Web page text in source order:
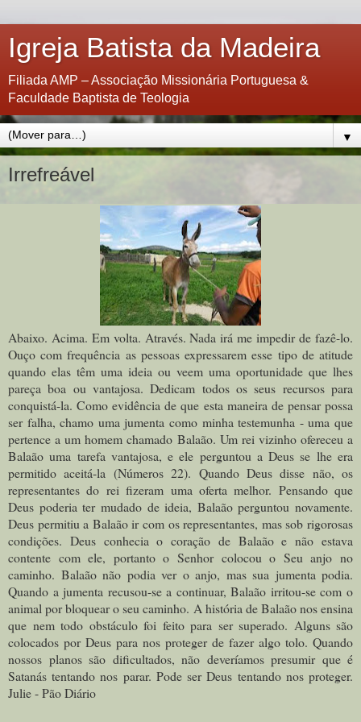
Igreja Batista da Madeira
Filiada AMP – Associação Missionária Portuguesa &
Faculdade Baptista de Teologia
▼
Irrefreável
Abaixo. Acima. Em volta. Através. Nada irá me impedir de fazê-lo.
Ouço com frequência as pessoas expressarem esse tipo de atitude
quando elas têm uma ideia ou veem uma oportunidade que lhes
pareça boa ou vantajosa. Dedicam todos os seus recursos para
conquistá-la. Como evidência de que esta maneira de pensar possa
ser falha, chamo uma jumenta como minha testemunha - uma que
pertence a um homem chamado Balaão. Um rei vizinho ofereceu a
Balaão uma tarefa vantajosa, e ele perguntou a Deus se lhe era
permitido aceitá-la (Números 22). Quando Deus disse não, os
representantes do rei fizeram uma oferta melhor. Pensando que
Deus poderia ter mudado de ideia, Balaão perguntou novamente.
Deus permitiu a Balaão ir com os representantes, mas sob rigorosas
condições. Deus conhecia o coração de Balaão e não estava
contente com ele, portanto o Senhor colocou o Seu anjo no
caminho. Balaão não podia ver o anjo, mas sua jumenta podia.
Quando a jumenta recusou-se a continuar, Balaão irritou-se com o
animal por bloquear o seu caminho. A história de Balaão nos ensina
que nem todo obstáculo foi feito para ser superado. Alguns são
colocados por Deus para nos proteger de fazer algo tolo. Quando
nossos planos são dificultados, não deveríamos presumir que é
Satanás tentando nos parar. Pode ser Deus tentando nos proteger.
Julie - Pão Diário